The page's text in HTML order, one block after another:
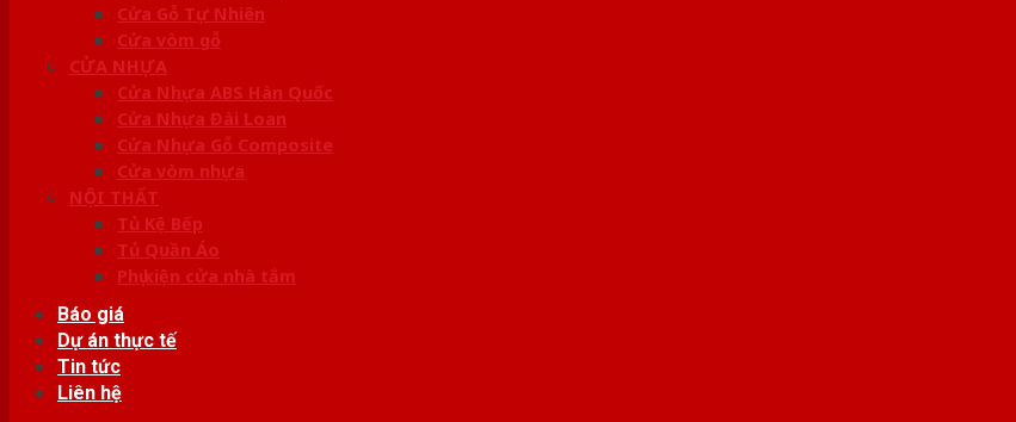
Cửa Gỗ Tự Nhiên
Cửa vòm gỗ
CỬA NHỰA
Cửa Nhựa ABS Hàn Quốc
Cửa Nhựa Đài Loan
Cửa Nhựa Gỗ Composite
Cửa vòm nhựa
NỘI THẤT
Tủ Kệ Bếp
Tủ Quần Áo
Phụ kiện cửa nhà tắm
Báo giá
Dự án thực tế
Tin tức
Liên hệ